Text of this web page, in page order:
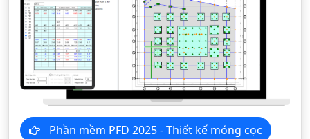
Phần mềm PFD 2025 - Thiết kế móng cọc